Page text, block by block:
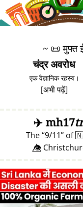
~ 📜मुफ्त
चंद्र अवरोध
एक वैज्ञानिक रहस्य।
[अभी पढ़ें]
✈️mh17
The 9/11 of
👁️⃤